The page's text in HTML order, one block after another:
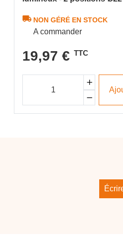
NON GÉRÉ EN STOCK
A commander
19,97 € TTC